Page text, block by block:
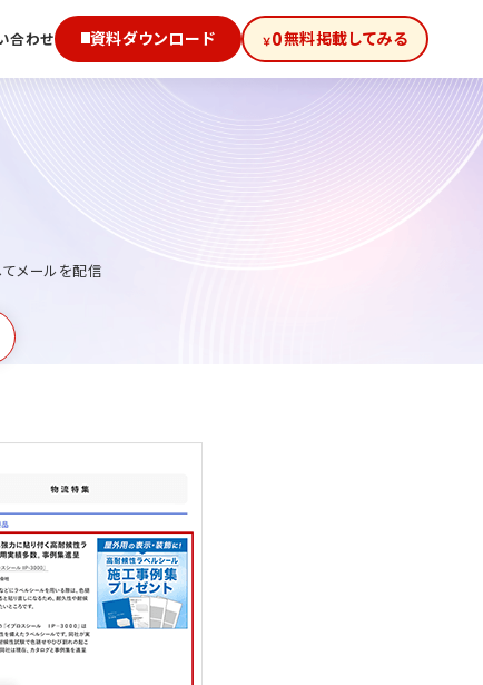
合わせ 資料ダウンロード ￥0無料掲載してみる
メールを配信